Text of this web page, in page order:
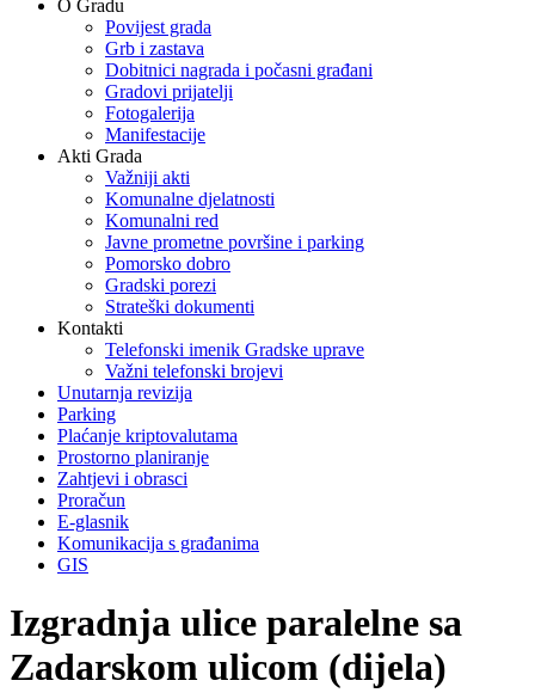
O Gradu
Povijest grada
Grb i zastava
Dobitnici nagrada i počasni građani
Gradovi prijatelji
Fotogalerija
Manifestacije
Akti Grada
Važniji akti
Komunalne djelatnosti
Komunalni red
Javne prometne površine i parking
Pomorsko dobro
Gradski porezi
Strateški dokumenti
Kontakti
Telefonski imenik Gradske uprave
Važni telefonski brojevi
Unutarnja revizija
Parking
Plaćanje kriptovalutama
Prostorno planiranje
Zahtjevi i obrasci
Proračun
E-glasnik
Komunikacija s građanima
GIS
Izgradnja ulice paralelne sa
Zadarskom ulicom (dijela)